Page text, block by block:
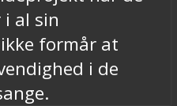
al sin
formår at
i de